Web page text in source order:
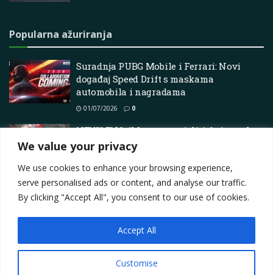
We value your privacy
We use cookies to enhance your browsing experience,
serve personalised ads or content, and analyse our traffic.
By clicking "Accept All", you consent to our use of cookies.
Customise
Accept All
Popularna ažuriranja
Suradnja PUBG Mobile i Ferrari: Novi
događaj Speed Drift s maskama
automobila i nagradama
01/07/2026 0
NEVIĐENO: “Morate zamisliti da je naslov
tu!”
Contact
Privacy Policy
Terms Marketing i oglašavanje